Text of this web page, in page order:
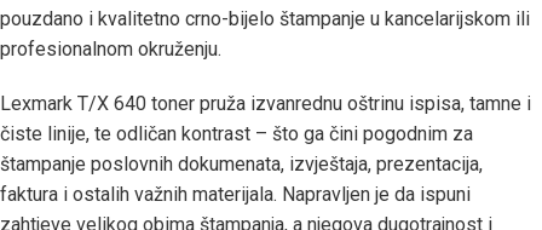
pouzdano i kvalitetno crno-bijelo štampanje u kancelarijskom ili
profesionalnom okruženju.
Lexmark T/X 640 toner pruža izvanrednu oštrinu ispisa, tamne i
čiste linije, te odličan kontrast – što ga čini pogodnim za
štampanje poslovnih dokumenata, izvještaja, prezentacija,
faktura i ostalih važnih materijala. Napravljen je da ispuni
zahtjeve velikog obima štampanja, a njegova dugotrajnost i